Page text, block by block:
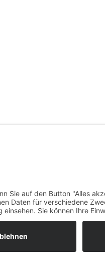
Email
info@suran-
• AGB